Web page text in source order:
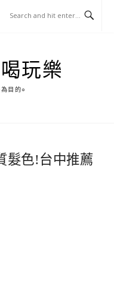
玩樂
目的○
髮色!台中推薦